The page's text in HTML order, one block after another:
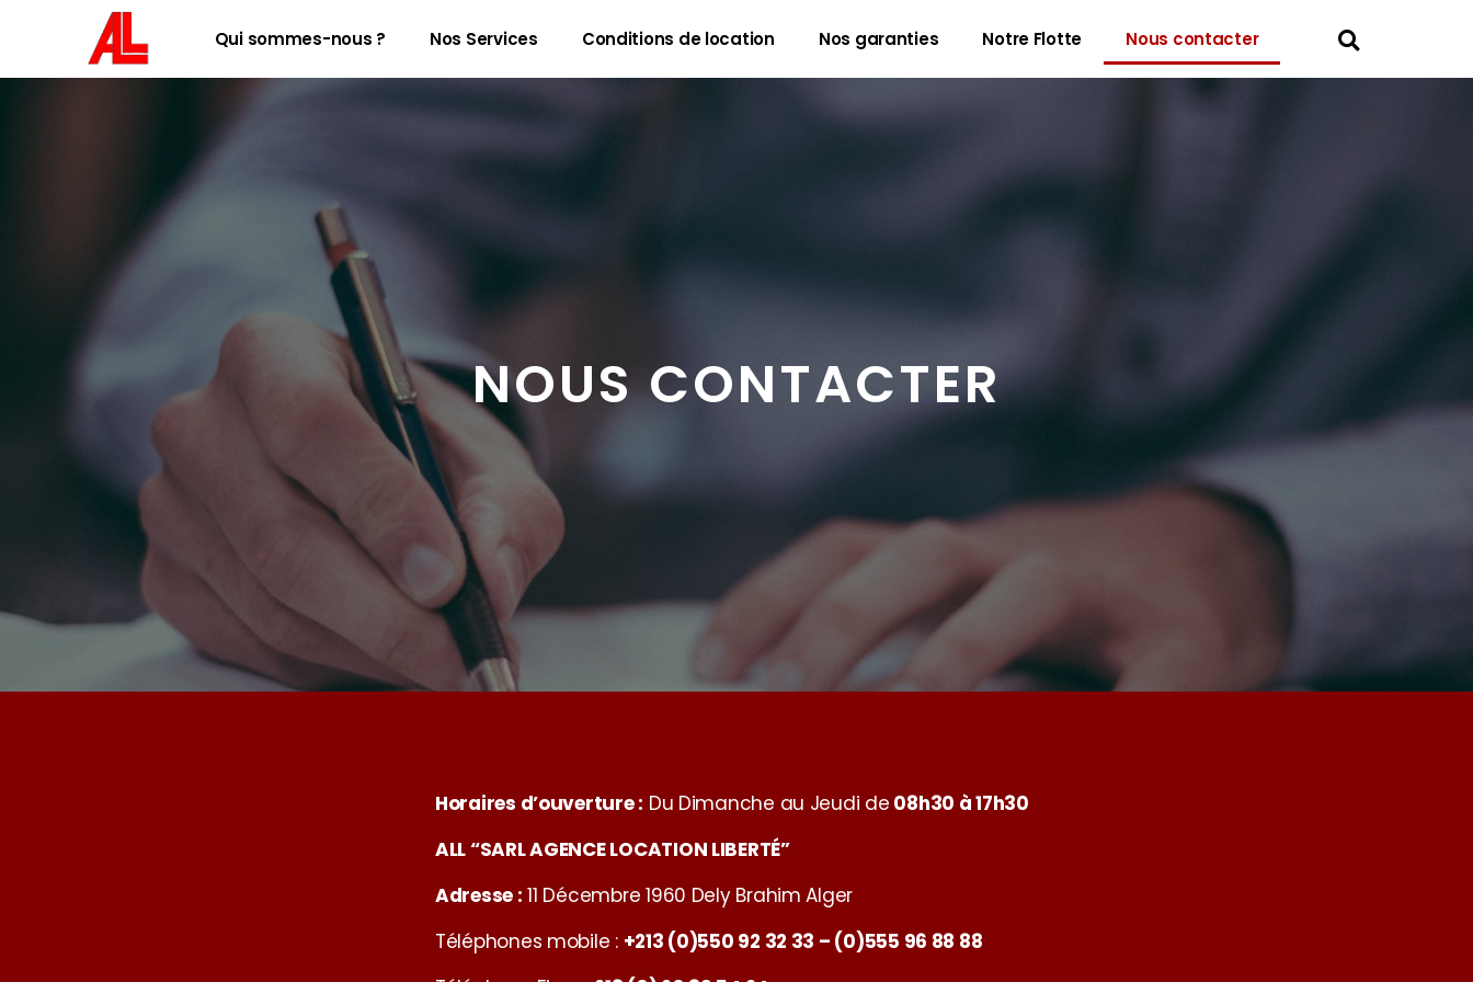
Qui sommes-nous ? Nos Services Conditions de location Nos garanties Notre Flotte Nous contacter
NOUS CONTACTER
Horaires d’ouverture : Du Dimanche au Jeudi de 08h30 à 17h30
ALL “SARL AGENCE LOCATION LIBERTÉ”
Adresse : 11 Décembre 1960 Dely Brahim Alger
Téléphones mobile : +213 (0)550 92 32 33 – (0)555 96 88 88